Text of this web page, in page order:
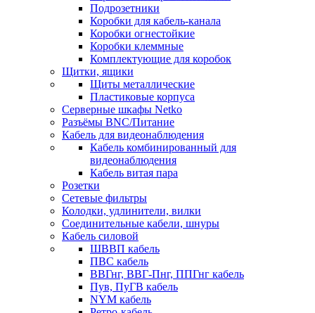
Подрозетники
Коробки для кабель-канала
Коробки огнестойкие
Коробки клеммные
Комплектующие для коробок
Щитки, ящики
Щиты металлические
Пластиковые корпуса
Серверные шкафы Netko
Разъёмы BNC/Питание
Кабель для видеонаблюдения
Кабель комбинированный для
видеонаблюдения
Кабель витая пара
Розетки
Сетевые фильтры
Колодки, удлинители, вилки
Соединительные кабели, шнуры
Кабель силовой
ШВВП кабель
ПВС кабель
ВВГнг, ВВГ-Пнг, ППГнг кабель
Пув, ПуГВ кабель
NYM кабель